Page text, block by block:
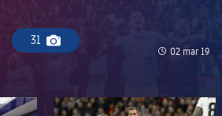
31
Icono de cámara Fecha de
02 mar 19
FC Barcelona club badge